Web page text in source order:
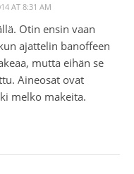
AT 8:31 AM
Otin ensin vaan
ajattelin banoffeen
mutta eihän se
Aineosat ovat
melko makeita.